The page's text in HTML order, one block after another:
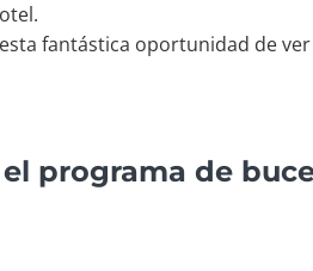
fantástica oportunidad de
el programa de